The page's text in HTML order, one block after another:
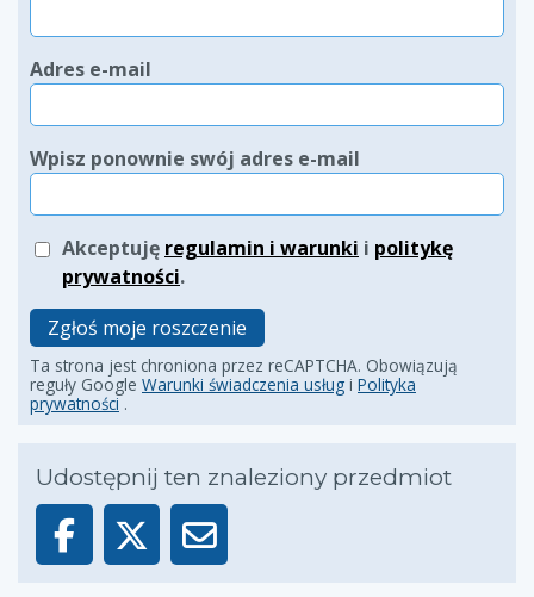
Adres e-mail
Wpisz ponownie swój adres e-mail
Akceptuję regulamin i warunki i politykę
prywatności.
Zgłoś moje roszczenie
Ta strona jest chroniona przez reCAPTCHA. Obowiązują
reguły Google Warunki świadczenia usług i Polityka
prywatności.
Udostępnij ten znaleziony przedmiot